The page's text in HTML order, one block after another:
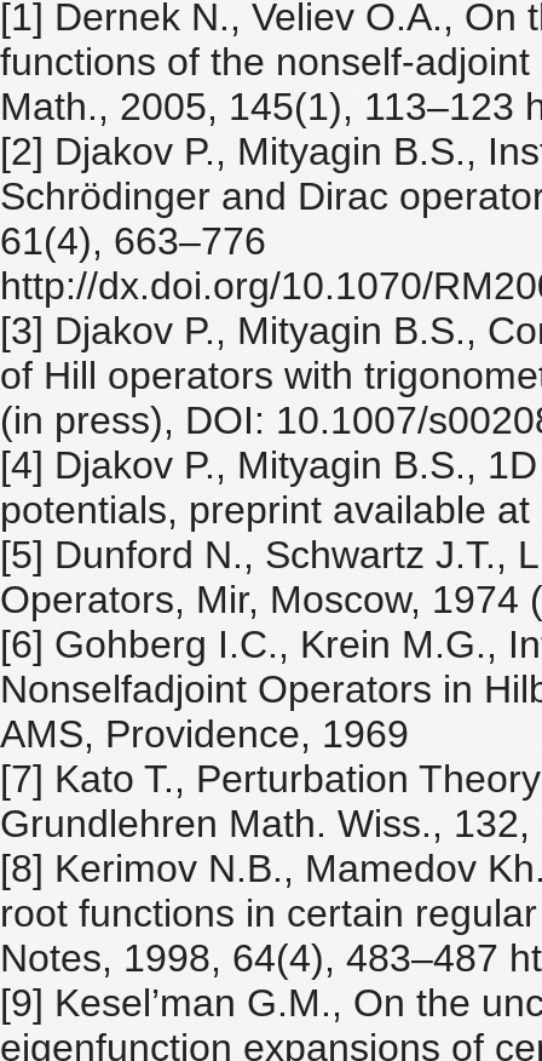
[1] Dernek N., Veliev O.A., On
functions of the nonself-
Math., 2005, 145(1), 113–123
[2] Djakov P., Mityagin B.S.,
Schrödinger and Dirac
61(4), 663–776
http://dx.doi.org/10.1070/
[3] Djakov P., Mityagin B.S.,
of Hill operators with
(in press), DOI: 10.1007/
[4] Djakov P., Mityagin B.S.,
potentials, preprint available
[5] Dunford N., Schwartz J.T.,
Operators, Mir, Moscow, 1974
[6] Gohberg I.C., Krein M.G.,
Nonselfadjoint Operators in
AMS, Providence, 1969
[7] Kato T., Perturbation
Grundlehren Math. Wiss.,
[8] Kerimov N.B., Mamedov
root functions in certain
Notes, 1998, 64(4), 483–487
[9] Kesel’man G.M., On the
eigenfunction expansions of